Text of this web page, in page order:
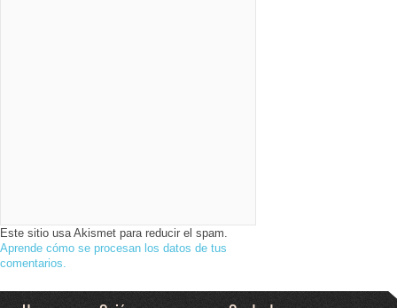
Este sitio usa Akismet para reducir el spam.
Aprende cómo se procesan los datos de tus
comentarios.